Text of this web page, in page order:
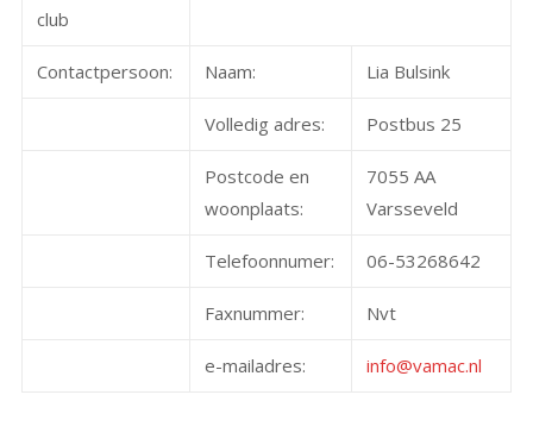
club
Contactpersoon: Naam: Lia Bulsink
Volledig adres: Postbus 25
Postcode en
woonplaats:
7055 AA
Varsseveld
Telefoonnumer: 06-53268642
Faxnummer: Nvt
e-mailadres: info@vamac.nl